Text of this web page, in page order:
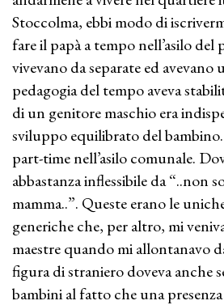
Stoccolma, ebbi modo di
fare il papà a tempo nell’asilo del
vivevano da separate ed
pedagogia del tempo aveva
di un genitore maschio era
sviluppo equilibrato del
part-time nell’asilo comunale.
abbastanza inflessibile da “..non
mamma..”. Queste erano le
generiche che, per altro, mi
maestre quando mi allontanavo
figura di straniero doveva anche
bambini al fatto che una